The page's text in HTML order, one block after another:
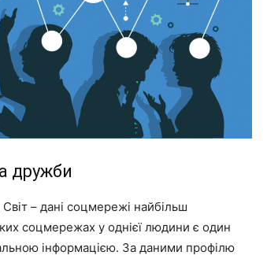
дружби
– дані соцмережі найбільш
соцмережах у однієї людини є один
інформацією. За даними профілю